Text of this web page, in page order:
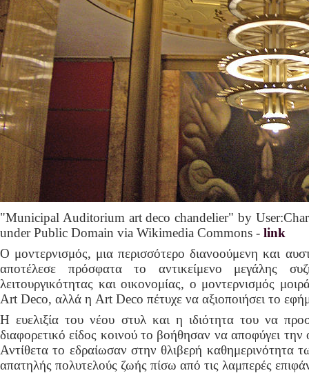
"Municipal Auditorium art deco chandelier" by
under Public Domain via Wikimedia Commons - link
Ο μοντερνισμός, μια περισσότερο διανοούμενη και
αποτέλεσε πρόσφατα το αντικείμενο μεγάλης
λειτουργικότητας και οικονομίας, ο μοντερνισμός
Art Deco, αλλά η Art Deco πέτυχε να αξιοποιήσει το
Η ευελιξία του νέου στυλ και η ιδιότητα του να
διαφορετικό είδος κοινού το βοήθησαν να αποφύγει
Αντίθετα το εδραίωσαν στην θλιβερή
απατηλής πολυτελούς ζωής πίσω από τις λαμπερές